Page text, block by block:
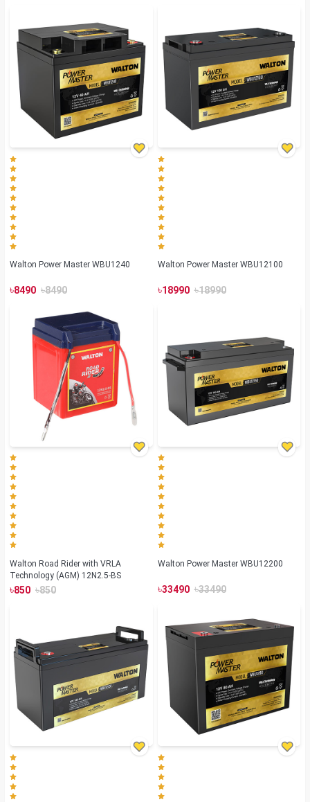
Walton Power Master WBU1240
৳8490 ৳8490
Walton Power Master WBU12100
৳18990 ৳18990
Walton Road Rider with VRLA
Technology (AGM) 12N2.5-BS
৳850 ৳850
Walton Power Master WBU12200
৳33490 ৳33490